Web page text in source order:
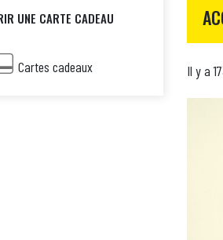
UNE CARTE CADEAU
Cartes cadeaux Il y a